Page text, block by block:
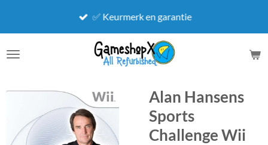
de
✅ Keurmerk en garantie
Alan Hansens
Sports
Challenge Wii